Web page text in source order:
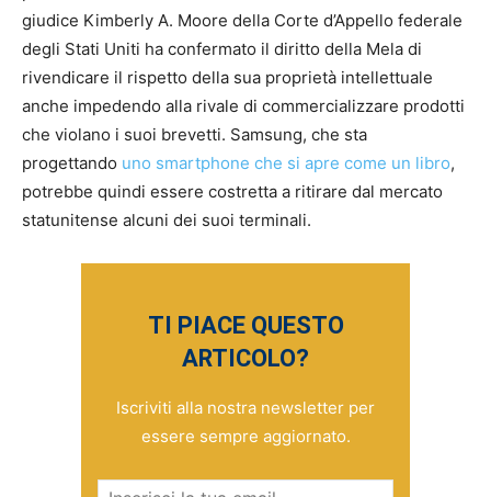
giudice Kimberly A. Moore della Corte d’Appello federale
degli Stati Uniti ha confermato il diritto della Mela di
rivendicare il rispetto della sua proprietà intellettuale
anche impedendo alla rivale di commercializzare prodotti
che violano i suoi brevetti. Samsung, che sta
progettando uno smartphone che si apre come un libro,
potrebbe quindi essere costretta a ritirare dal mercato
statunitense alcuni dei suoi terminali.
TI PIACE QUESTO
ARTICOLO?
Iscriviti alla nostra newsletter per
essere sempre aggiornato.